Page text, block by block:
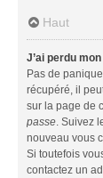
Haut
J’ai perdu
Pas de
récupéré, il
sur la page de
passe. Suivez
nouveau vous
Si toutefois
contactez un